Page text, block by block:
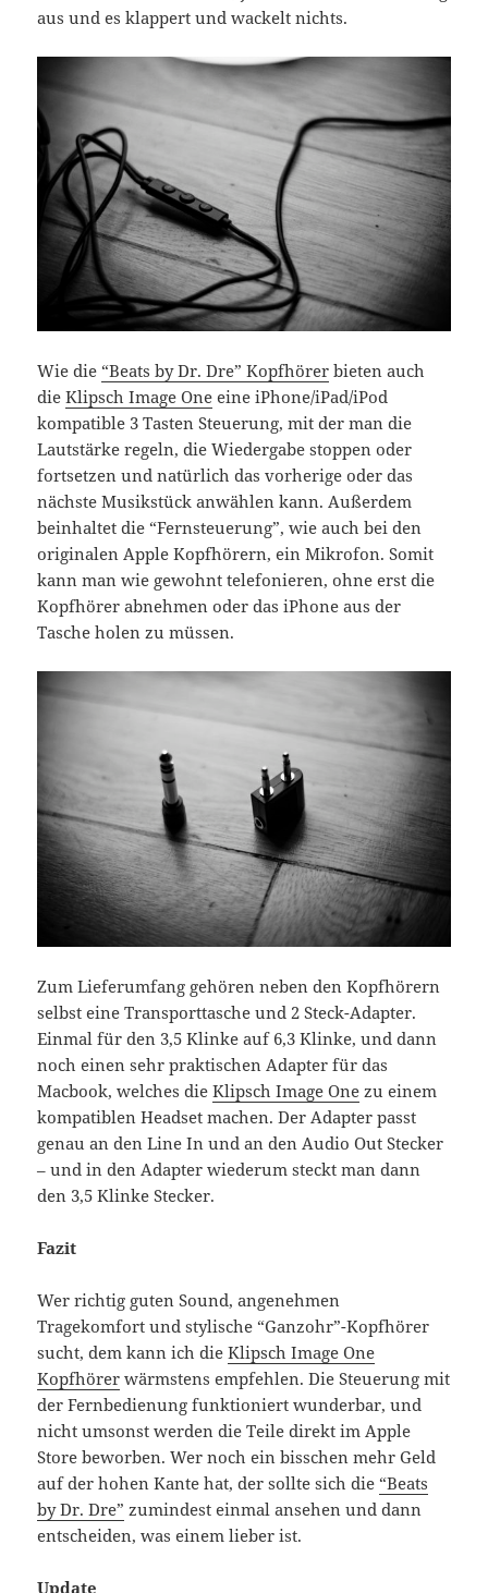
aus und es klappert und wackelt nichts.
Wie die “Beats by Dr. Dre” Kopfhörer bieten auch
dieKlipsch Image One eine iPhone/iPad/iPod
kompatible 3 Tasten Steuerung, mit der man die
Lautstärke regeln, die Wiedergabe stoppen oder
fortsetzen und natürlich das vorherige oder das
nächste Musikstück anwählen kann. Außerdem
beinhaltet die “Fernsteuerung”, wie auch bei den
originalen Apple Kopfhörern, ein Mikrofon. Somit
kann man wie gewohnt telefonieren, ohne erst die
Kopfhörer abnehmen oder das iPhone aus der
Tasche holen zu müssen.
Zum Lieferumfang gehören neben den Kopfhörern
selbst eine Transporttasche und 2 Steck-Adapter.
Einmal für den 3,5 Klinke auf 6,3 Klinke, und dann
noch einen sehr praktischen Adapter für das
Macbook, welches dieKlipsch Image One zu einem
kompatiblen Headset machen. Der Adapter passt
genau an den Line In und an den Audio Out Stecker
– und in den Adapter wiederum steckt man dann
den 3,5 Klinke Stecker.
Fazit
Wer richtig guten Sound, angenehmen
Tragekomfort und stylische “Ganzohr”-Kopfhörer
sucht, dem kann ich dieKlipsch Image One
Kopfhörer wärmstens empfehlen. Die Steuerung mit
der Fernbedienung funktioniert wunderbar, und
nicht umsonst werden die Teile direkt im Apple
Store beworben. Wer noch ein bisschen mehr Geld
auf der hohen Kante hat, der sollte sich die “Beats
by Dr. Dre” zumindest einmal ansehen und dann
entscheiden, was einem lieber ist.
Update